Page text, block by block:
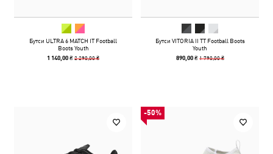
Бутси ULTRA 6 MATCH IT Football
Boots Youth
1 140,00 ₴2 290,00 ₴
Бутси VITORIA II TT Football Boots
Youth
890,00 ₴ 1 790,00 ₴
-50%